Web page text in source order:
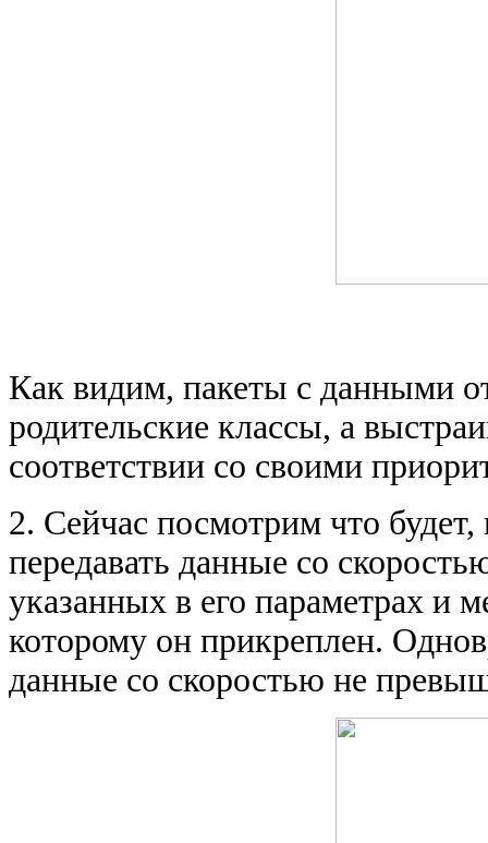
Как видим, пакеты с данными
родительские классы, а
соответствии со своими
2. Сейчас посмотрим что будет,
передавать данные со
указанных в его параметрах и
которому он прикреплен.
данные со скоростью не